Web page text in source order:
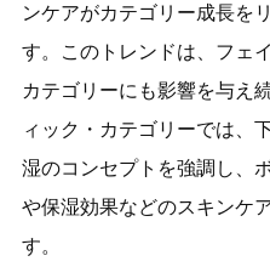
ンケアがカテゴリー成長を
す。このトレンドは、フェ
カテゴリーにも影響を与え
ィック・カテゴリーでは、
湿のコンセプトを強調し、
や保湿効果などのスキンケ
す。